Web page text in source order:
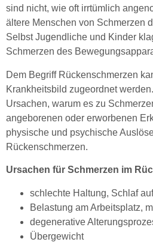
sind nicht, wie oft irrtümlich
ältere Menschen von Schmerzen
Selbst Jugendliche und Kinder
Schmerzen des
Dem Begriff Rückenschmerzen
Krankheitsbild zugeordnet
Ursachen, warum es zu
angeborenen oder erworbenen
physische und psychische
Rückenschmerzen.
Ursachen für Schmerzen im
schlechte Haltung, Schlaf
Belastung am Arbeitsplatz,
degenerative
Übergewicht